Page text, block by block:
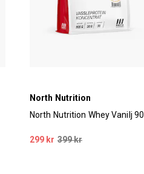
North Nutrition
North Nutrition Whey Vanilj
299 kr 399 kr